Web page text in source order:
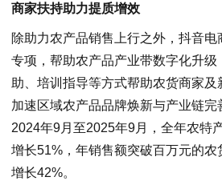
商家扶持助力提质增效
除助力农产品销售上行之外，抖音电
专项，帮助农产品产业带数字化升级
助、培训指导等方式帮助农货商家及
加速区域农产品品牌焕新与产业链完
2024年9月至2025年9月，全年农特
增长51%，年销售额突破百万元的农
增长42%。